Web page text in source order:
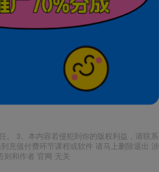
。 3、本内容若侵犯到你的版权利益，请联系
充值付费环节课程或软件 请马上删除退出 涉
则和作者 官网 无关